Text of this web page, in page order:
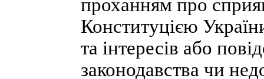
проханням про
Конституцією
та інтересів або
законодавства чи